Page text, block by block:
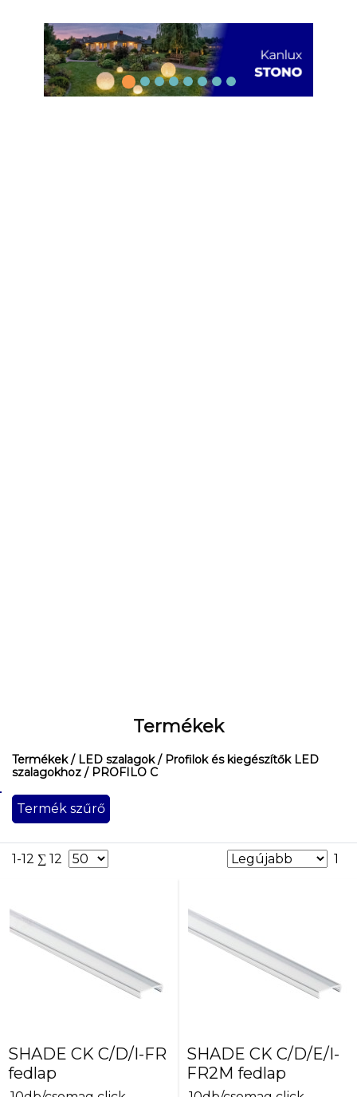
Termékek
Termékek/ LED szalagok/ Profilok és kiegészítők LED
szalagokhoz / PROFILO C
Termék szűrő
Szín
átlátszó
eloxált
szürke
1-12 ∑ 12 1
SHADE CK C/D/I-FR
fedlap
SHADE CK C/D/E/I-
FR2M fedlap